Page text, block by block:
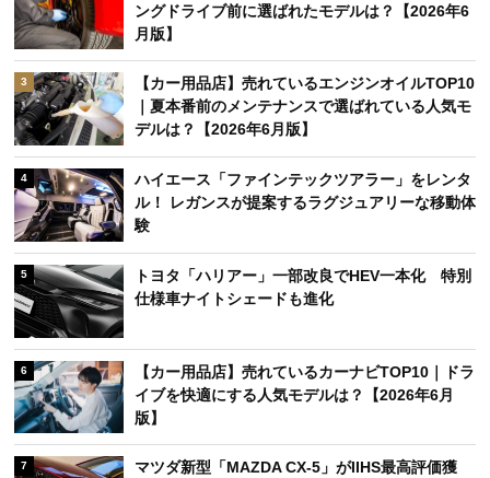
ングドライブ前に選ばれたモデルは？【2026年6
月版】
3
【カー用品店】売れているエンジンオイルTOP10
｜夏本番前のメンテナンスで選ばれている人気モ
デルは？【2026年6月版】
4
ハイエース「ファインテックツアラー」をレンタ
ル！ レガンスが提案するラグジュアリーな移動体
験
5
トヨタ「ハリアー」一部改良でHEV一本化 特別
仕様車ナイトシェードも進化
6
【カー用品店】売れているカーナビTOP10｜ドラ
イブを快適にする人気モデルは？【2026年6月
版】
7
マツダ新型「MAZDA CX-5」がIIHS最高評価獲